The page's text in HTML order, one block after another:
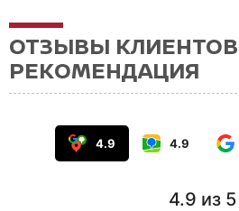
ОТЗЫВЫ
РЕКОМЕНДАЦИЯ
4.9 4.9
4.9 из 5